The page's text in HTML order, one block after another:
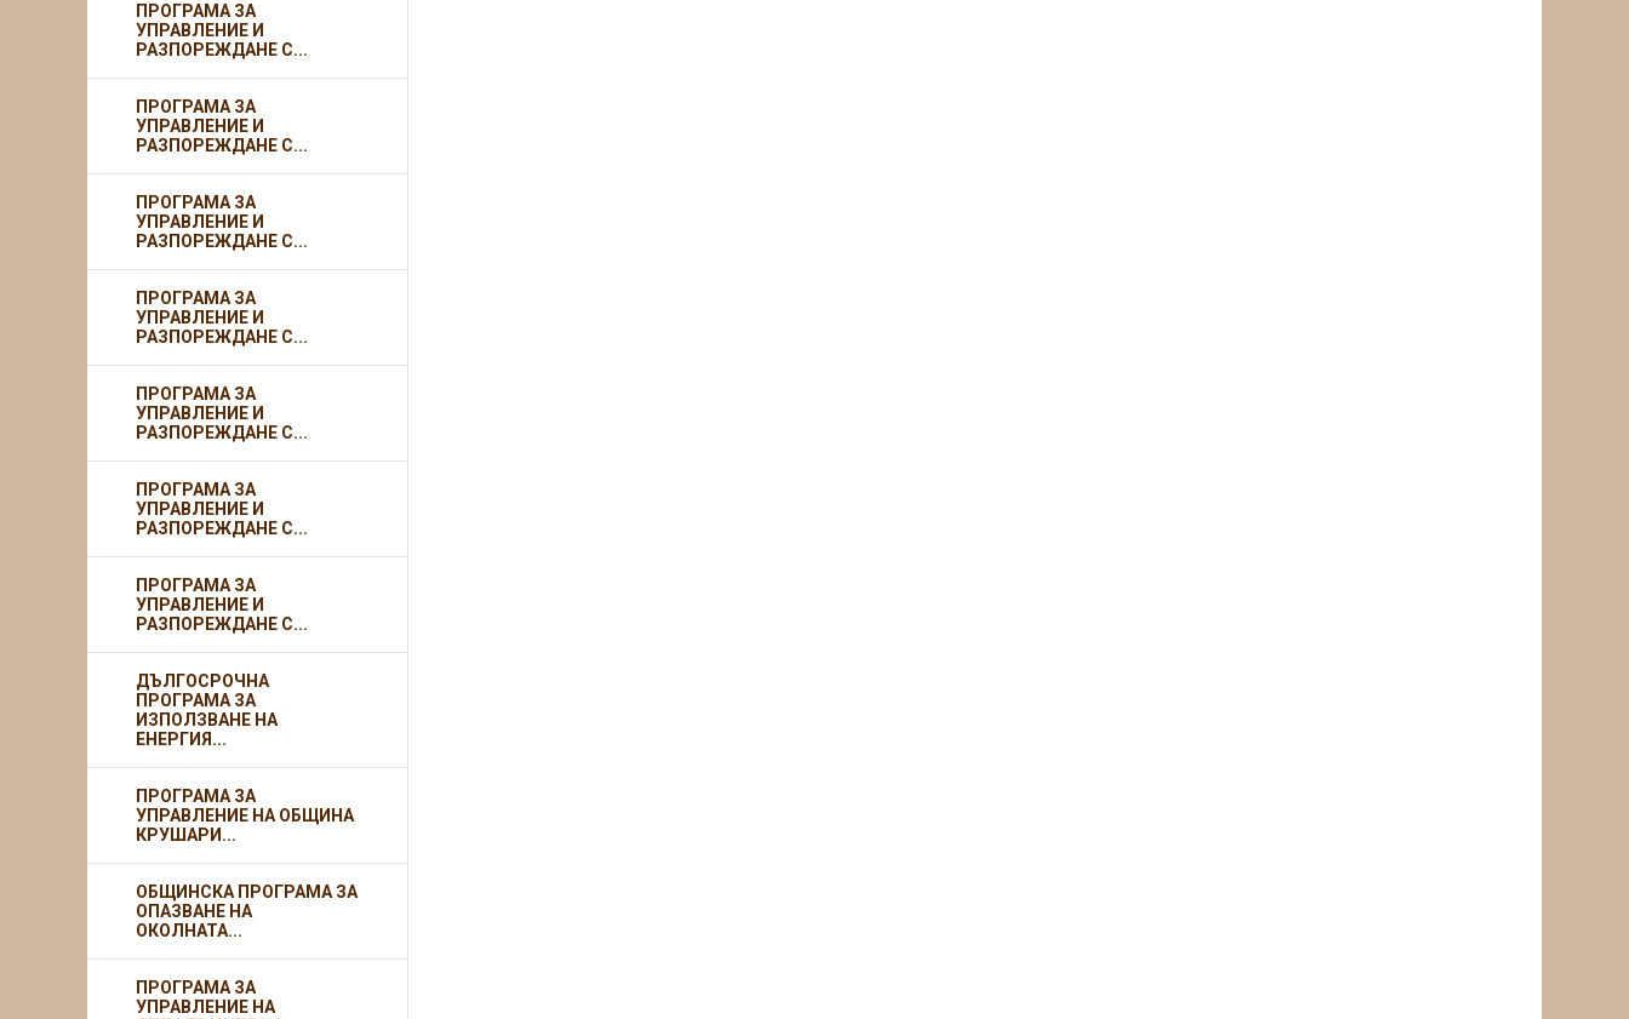
ПРОГРАМА ЗА
УПРАВЛЕНИЕ И
РАЗПОРЕЖДАНЕ С...
ПРОГРАМА ЗА
УПРАВЛЕНИЕ И
РАЗПОРЕЖДАНЕ С...
ПРОГРАМА ЗА
УПРАВЛЕНИЕ И
РАЗПОРЕЖДАНЕ С...
ПРОГРАМА ЗА
УПРАВЛЕНИЕ И
РАЗПОРЕЖДАНЕ С...
ПРОГРАМА ЗА
УПРАВЛЕНИЕ И
РАЗПОРЕЖДАНЕ С...
ПРОГРАМА ЗА
УПРАВЛЕНИЕ И
РАЗПОРЕЖДАНЕ С...
ПРОГРАМА ЗА
УПРАВЛЕНИЕ И
РАЗПОРЕЖДАНЕ С...
ДЪЛГОСРОЧНА
ПРОГРАМА ЗА
ИЗПОЛЗВАНЕ НА
ЕНЕРГИЯ...
ПРОГРАМА ЗА
УПРАВЛЕНИЕ НА ОБЩИНА
КРУШАРИ...
ОБЩИНСКА ПРОГРАМА ЗА
ОПАЗВАНЕ НА
ОКОЛНАТА...
ПРОГРАМА ЗА
УПРАВЛЕНИЕ НА